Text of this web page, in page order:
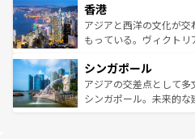
とつ。フォーやバインミ
ひ現地で味わいたい。
が旅行者を迎えてくれ
参照してほしい。
の活気が交差している。
帯で自然と触れ合い、
いビーチでリゾート気
激する。気候は一年中温
が待っている。親しみ
た文化、そして多様な
香港
アジアと西洋の文化が
もっている。ヴィクト
み、どこを訪れても感動
ており、効率よく見ど
うな絶景から文化的な
シンガポール
アジアの交差点として
シンガポール。未来的